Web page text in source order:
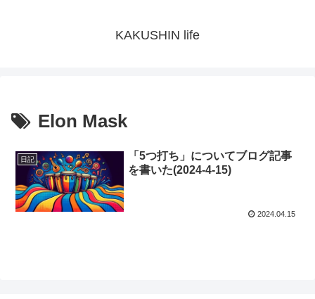
KAKUSHIN life
Elon Mask
日記
「5つ打ち」についてブログ記事
を書いた(2024-4-15)
2024.04.15